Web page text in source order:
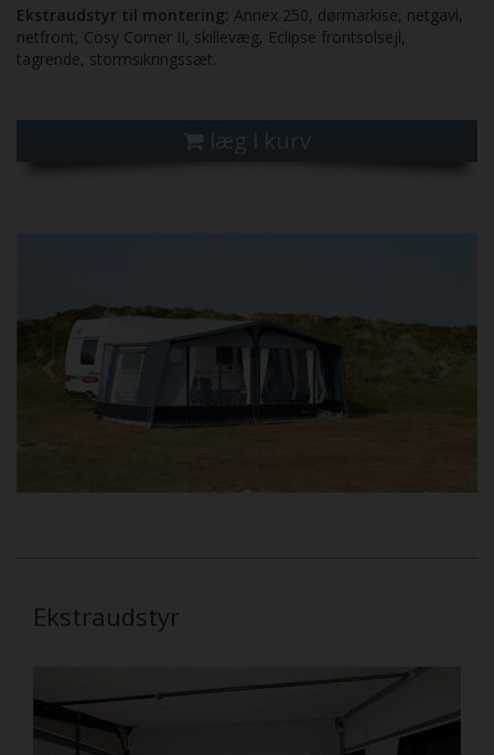
Ekstraudstyr til montering: Annex 250, dørmarkise, netgavl,
netfront, Cosy Corner II, skille­væg, Eclipse frontsolsejl,
tagrende, stormsikringssæt.
læg i kurv
Ekstraudstyr